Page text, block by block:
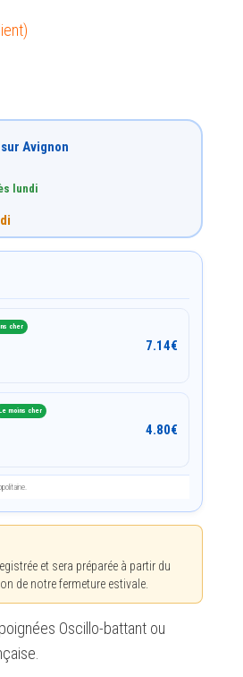
Avignon
lundi
cher
7.14€
moins cher
4.80€
et sera préparée à partir du
de notre fermeture estivale.
Oscillo-battant ou